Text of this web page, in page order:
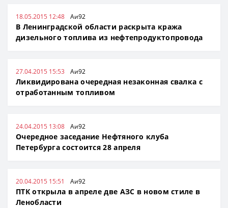
18.05.2015 12:48 Аи92
В Ленинградской области раскрыта кража
дизельного топлива из нефтепродуктопровода
27.04.2015 15:53 Аи92
Ликвидирована очередная незаконная свалка с
отработанным топливом
24.04.2015 13:08 Аи92
Очередное заседание Нефтяного клуба
Петербурга состоится 28 апреля
20.04.2015 15:51 Аи92
ПТК открыла в апреле две АЗС в новом стиле в
Ленобласти